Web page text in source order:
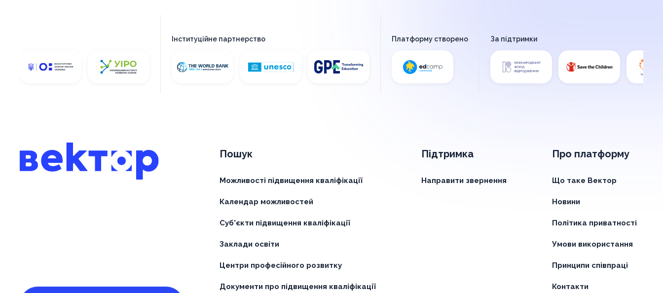
Пошук
Можливості підвищення кваліфікації
Календар можливостей
Суб'єкти підвищення кваліфікації
Заклади освіти
Центри професійного розвитку
Документи про підвищення кваліфікації
Підтримка
Направити звернення
Про платформу
Що таке Вектор
Новини
Політика приватності
Умови використання
Принципи співпраці
Контакти
Інституційне партнерство Платформу створено За підтримки